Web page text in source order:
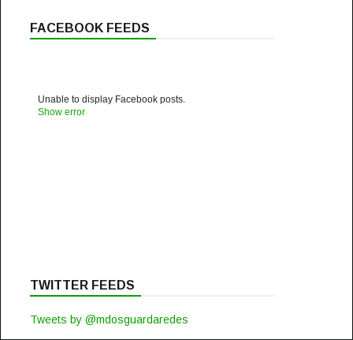
FACEBOOK FEEDS
Unable to display Facebook posts.
Show error
TWITTER FEEDS
Tweets by @mdosguardaredes